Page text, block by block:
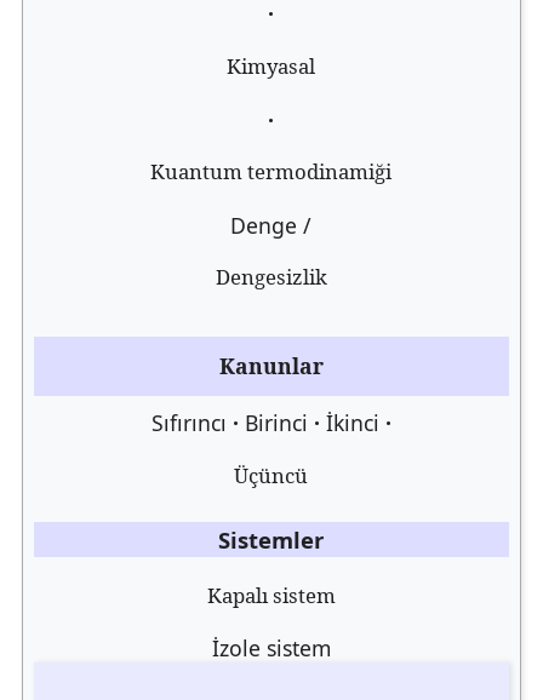
Kimyasal
Kuantum termodinamiği
Denge /
Dengesizlik
Kanunlar
Sıfırıncı
Birinci İkinci
Üçüncü
Sistemler
Kapalı sistem
İzole sistem